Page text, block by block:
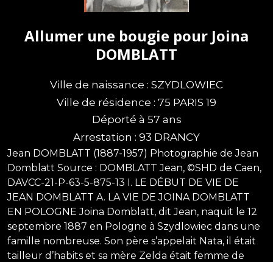
Allumer une bougie pour Joina
DOMBLATT
Ville de naissance : SZYDLOWIEC
Ville de résidence : 75 PARIS 19
Déporté à 57 ans
Arrestation : 93 DRANCY
Jean DOMBLATT (1887-1957) Photographie de Jean
Domblatt Source : DOMBLATT Jean, ©SHD de Caen,
DAVCC-21-P-63-5-875-13 I. LE DÉBUT DE VIE DE
JEAN DOMBLATT A. LA VIE DE JOINA DOMBLATT
EN POLOGNE Joina Domblatt, dit Jean, naquit le 12
septembre 1887 en Pologne à Szydlowiec dans une
famille nombreuse. Son père s’appelait Nata, il était
tailleur d’habits et sa mère Zelda était femme de